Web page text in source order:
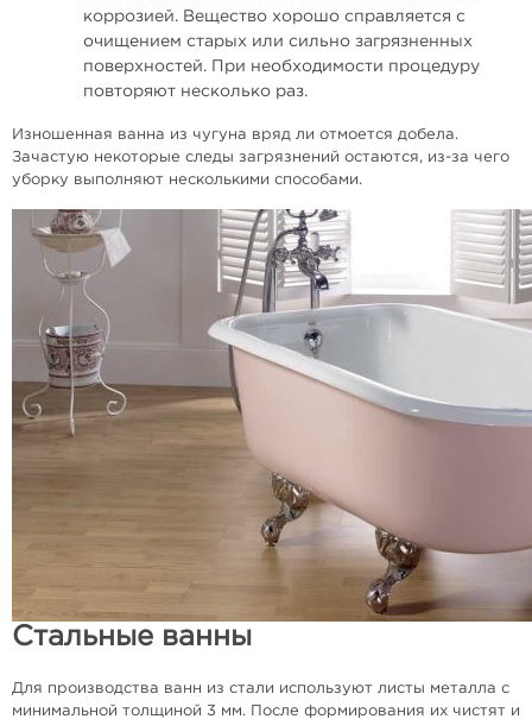
коррозией. Вещество хорошо справляется с
очищением старых или сильно загрязненных
поверхностей. При необходимости процедуру
повторяют несколько раз.
Изношенная ванна из чугуна вряд ли отмоется добела.
Зачастую некоторые следы загрязнений остаются, из-за чего
уборку выполняют несколькими способами.
Стальные ванны
Для производства ванн из стали используют листы металла с
минимальной толщиной 3 мм. После формирования их чистят и